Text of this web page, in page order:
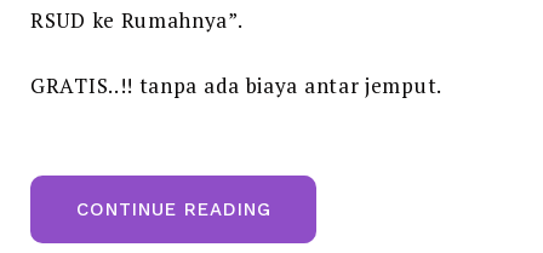
RSUD ke Rumahnya”.
GRATIS..!! tanpa ada biaya antar jemput.
CONTINUE READING